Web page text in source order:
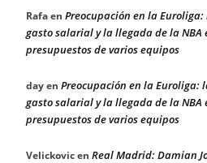
Rafaen Preocupación en la
gasto salarial y la llegada de la
presupuestos de varios equipos
dayen Preocupación en la Euroliga:
gasto salarial y la llegada de la
presupuestos de varios equipos
Velickovicen Real Madrid: Damian